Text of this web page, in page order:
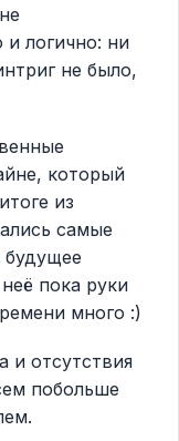
и логично: ни
не было,
который
из
самые
пока руки
много :)
и отсутствия
побольше